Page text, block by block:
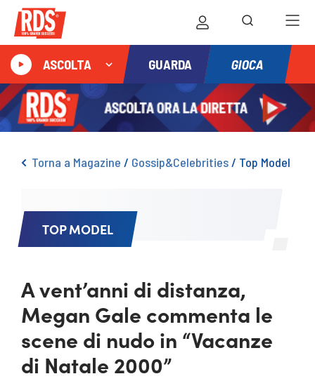
ASCOLTA GUARDA GIOCA
Torna a Magazine / Gossip&Celebrities/ Top Model
TOP MODEL
A vent’anni di distanza,
Megan Gale commenta le
scene di nudo in “Vacanze
di Natale 2000”